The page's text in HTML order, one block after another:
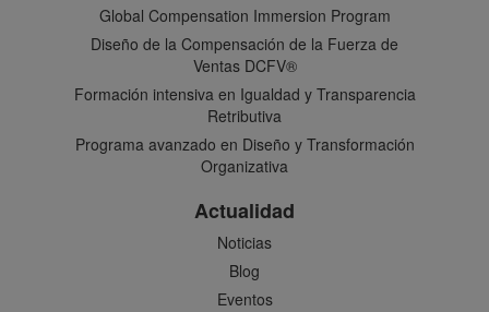
Global Compensation Immersion Program
Diseño de la Compensación de la Fuerza de
Ventas DCFV®
Formación intensiva en Igualdad y Transparencia
Retributiva
Programa avanzado en Diseño y Transformación
Organizativa
Actualidad
Noticias
Blog
Eventos